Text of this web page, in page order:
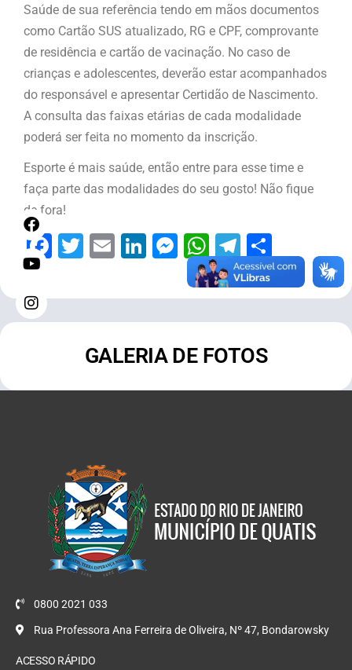
Saúde de sua referência tendo em mãos documentos
como Cartão SUS atualizado, RG e CPF, comprovante
de residência e cartão de vacinação. No caso de
crianças e adolescentes, deverão estar acompanhados
do responsável e apresentar Certidão de Nascimento.
A consulta das faixas etárias de cada modalidade
poderá ser feita no momento da inscrição.
Esporte é mais saúde, então entre para esse time e
faça parte das modalidades do seu gosto! Não fique
de fora!
Facebook
Twitter
EmailLinkedIn
Messenger
WhatsApp
Telegram
GALERIA DE FOTOS
0800 2021 033
Rua Professora Ana Ferreira de Oliveira, Nº 47, Bondarowsky
ACESSO RÁPIDO